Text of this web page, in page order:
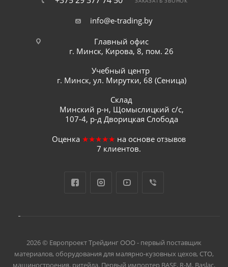
info@e-trading.by
Главный офис
г. Минск, Кирова, 8, пом. 26
Учебный центр
г. Минск, ул. Мирутки, 68 (Сеница)
Склад
Минский р-н, Щомыслицкий с/с,
107-4, р-д Дворицкая Слобода
Оценка ★★★★★ на основе отзывов
7 клиентов.
2026 © Европроект Tрейдинг ООО - первый поставщик
материалов, оборудования для малярно-кузовных цехов, СТО,
машиностроения, ритейла. Первый импортер BASF, R-M, Baslac,